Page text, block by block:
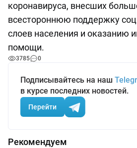
коронавируса, внесших
всестороннюю поддержку
слоев населения и оказанию
помощи.
3785 0
Подписывайтесь на наш
в курсе последних новостей.
Перейти
Рекомендуем